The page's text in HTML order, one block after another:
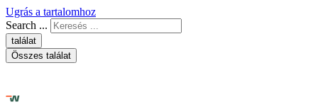
Ugrás a tartalomhoz
Search ...
találat
Összes találat